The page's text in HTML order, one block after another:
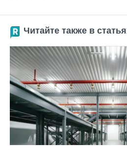
Читайте также в